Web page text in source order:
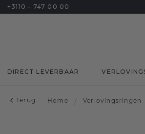
+3110 - 747 00 00
DIRECT LEVERBAAR
Terug Home / Verlovingsringen